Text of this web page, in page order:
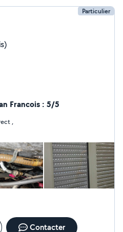
Particulier
Francois : 5/5
,
Contacter